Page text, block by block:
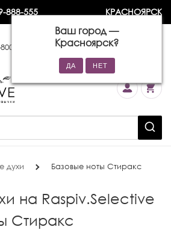
888-555 КРАСНОЯРСК
Ваш город —
Красноярск?
770-72-34 (бесплатно)
духи Базовые ноты Стиракс
на Raspiv.Selective
Стиракс